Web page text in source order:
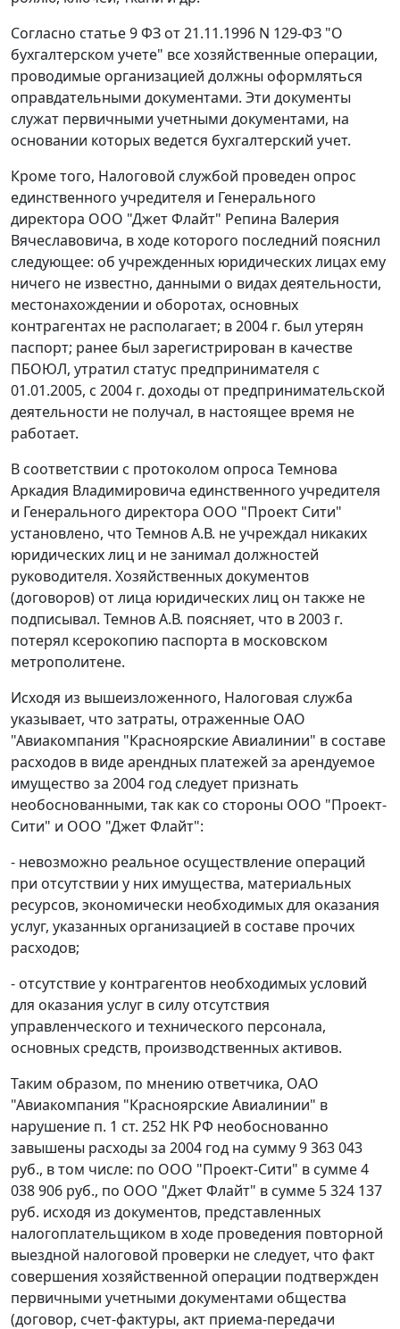
Согласно статье 9ФЗ от 21.11.1996 N 129-ФЗ "О
бухгалтерском учете" все хозяйственные операции,
проводимые организацией должны оформляться
оправдательными документами. Эти документы
служат первичными учетными документами, на
основании которых ведется бухгалтерский учет.
Кроме того, Налоговой службой проведен опрос
единственного учредителя и Генерального
директора ООО "Джет Флайт" Репина Валерия
Вячеславовича, в ходе которого последний пояснил
следующее: об учрежденных юридических лицах ему
ничего не известно, данными о видах деятельности,
местонахождении и оборотах, основных
контрагентах не располагает; в 2004 г. был утерян
паспорт; ранее был зарегистрирован в качестве
ПБОЮЛ, утратил статус предпринимателя с
01.01.2005, с 2004 г. доходы от предпринимательской
деятельности не получал, в настоящее время не
работает.
В соответствии с протоколом опроса Темнова
Аркадия Владимировича единственного учредителя
и Генерального директора ООО "Проект Сити"
установлено, что Темнов А.В. не учреждал никаких
юридических лиц и не занимал должностей
руководителя. Хозяйственных документов
(договоров) от лица юридических лиц он также не
подписывал. Темнов А.В. поясняет, что в 2003 г.
потерял ксерокопию паспорта в московском
метрополитене.
Исходя из вышеизложенного, Налоговая служба
указывает, что затраты, отраженные ОАО
"Авиакомпания "Красноярские Авиалинии" в составе
расходов в виде арендных платежей за арендуемое
имущество за 2004 год следует признать
необоснованными, так как со стороны ООО "Проект-
Сити" и ООО "Джет Флайт":
- невозможно реальное осуществление операций
при отсутствии у них имущества, материальных
ресурсов, экономически необходимых для оказания
услуг, указанных организацией в составе прочих
расходов;
- отсутствие у контрагентов необходимых условий
для оказания услуг в силу отсутствия
управленческого и технического персонала,
основных средств, производственных активов.
Таким образом, по мнению ответчика, ОАО
"Авиакомпания "Красноярские Авиалинии" в
нарушение п. 1 ст. 252 НК РФ необоснованно
завышены расходы за 2004 год на сумму 9 363 043
руб., в том числе: по ООО "Проект-Сити" в сумме 4
038 906 руб., по ООО "Джет Флайт" в сумме 5 324 137
руб. исходя из документов, представленных
налогоплательщиком в ходе проведения повторной
выездной налоговой проверки не следует, что факт
совершения хозяйственной операции подтвержден
первичными учетными документами общества
(договор, счет-фактуры, акт приема-передачи